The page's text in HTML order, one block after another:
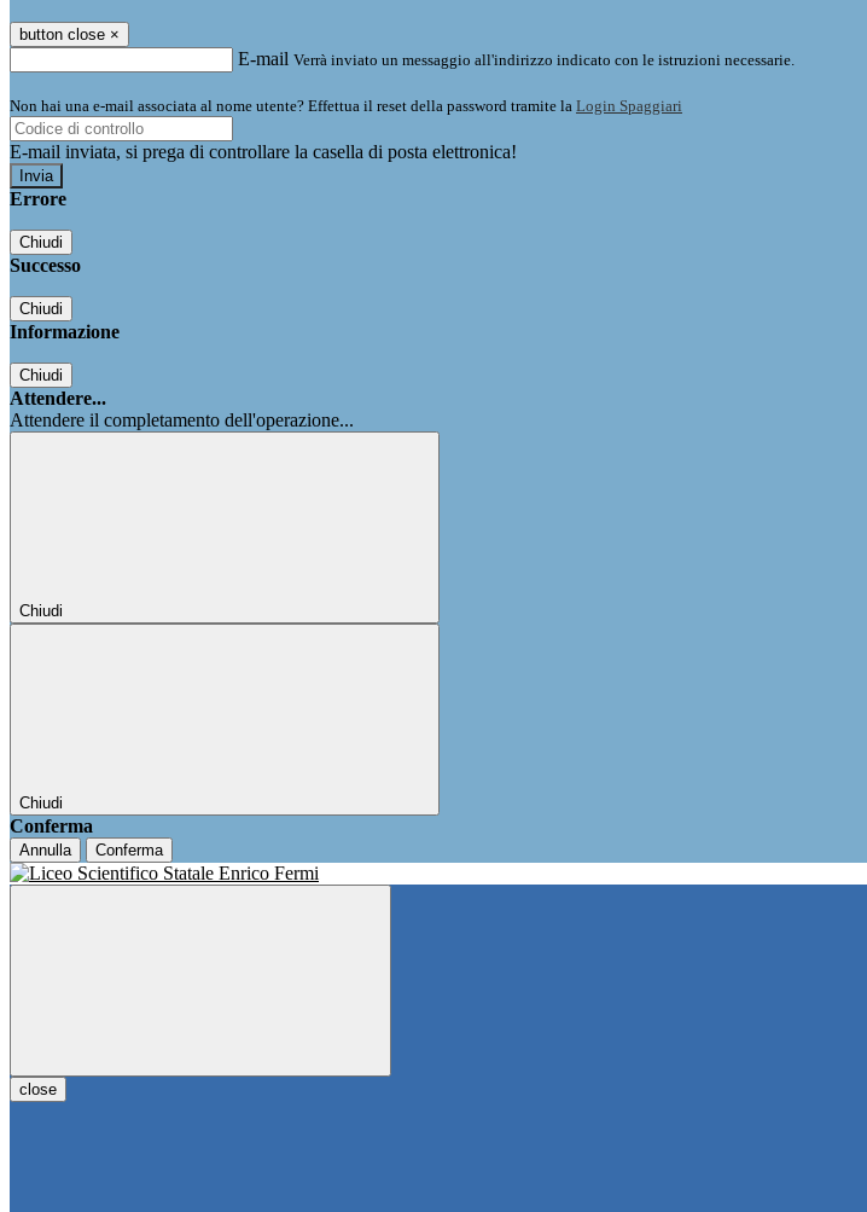
button close ×
E-mail Verrà inviato un messaggio all'indirizzo indicato con le istruzioni necessarie.
Non hai una e-mail associata al nome utente? Effettua il reset della password tramite la Login Spaggiari
E-mail inviata, si prega di controllare la casella di posta elettronica!
Errore
Chiudi
Successo
Chiudi
Informazione
Chiudi
Attendere...
Attendere il completamento dell'operazione...
Chiudi
Chiudi
Conferma
Annulla Conferma
close